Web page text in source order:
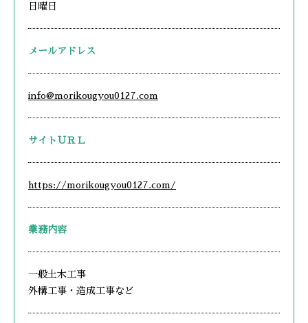
日曜日
メールアドレス
info@morikougyou0127.com
サイトＵＲＬ
https://morikougyou0127.com/
業務内容
一般土木工事
外構工事・造成工事など